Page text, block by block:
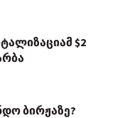
$2
ბირჟაზე?